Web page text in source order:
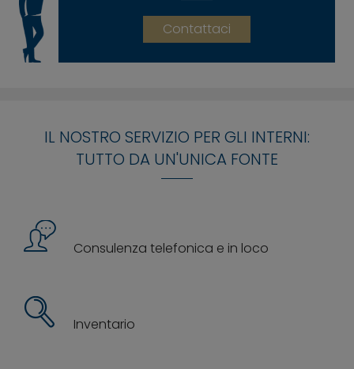
Contattaci
IL NOSTRO SERVIZIO PER GLI INTERNI:
TUTTO DA UN'UNICA FONTE
Consulenza telefonica e in loco
Inventario